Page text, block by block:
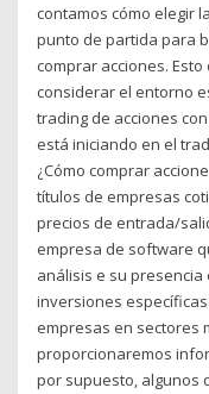
contamos cómo elegir
punto de partida para
comprar acciones.
considerar el entorno
trading de acciones
está iniciando en el
¿Cómo comprar
títulos de empresas
precios de entrada/
empresa de software
análisis e su
inversiones
empresas en sectores
proporcionaremos
por supuesto, algunos